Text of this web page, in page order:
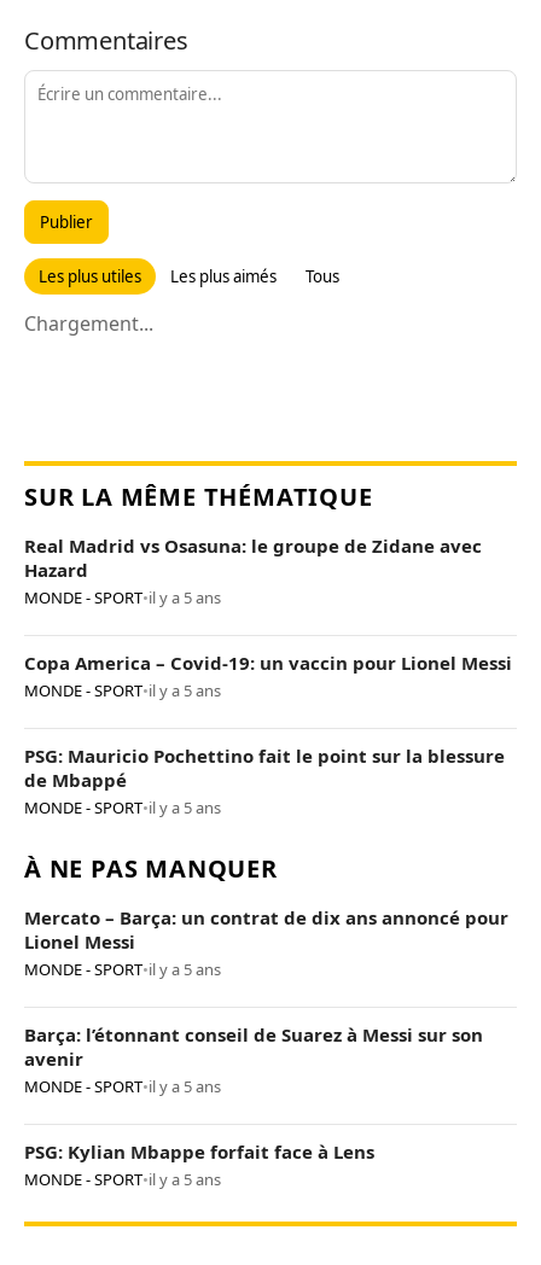
Commentaires
Publier
Les plus utiles Les plus aimés Tous
Chargement...
SUR LA MÊME THÉMATIQUE
Real Madrid vs Osasuna: le groupe de Zidane avec
Hazard
MONDE - SPORT•il y a 5 ans
Copa America – Covid-19: un vaccin pour Lionel Messi
MONDE - SPORT•il y a 5 ans
PSG: Mauricio Pochettino fait le point sur la blessure
de Mbappé
MONDE - SPORT•il y a 5 ans
À NE PAS MANQUER
Mercato – Barça: un contrat de dix ans annoncé pour
Lionel Messi
MONDE - SPORT•il y a 5 ans
Barça: l’étonnant conseil de Suarez à Messi sur son
avenir
MONDE - SPORT•il y a 5 ans
PSG: Kylian Mbappe forfait face à Lens
MONDE - SPORT•il y a 5 ans